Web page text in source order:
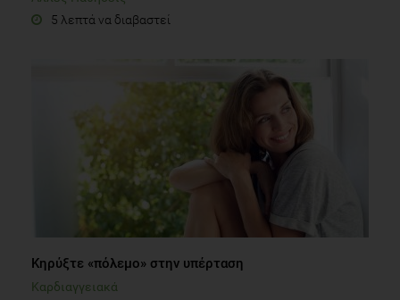
induced decrease of cardiac performance in pediatric
5 λεπτά να διαβαστεί
Κηρύξτε «πόλεμο» στην υπέρταση
Καρδιαγγειακά